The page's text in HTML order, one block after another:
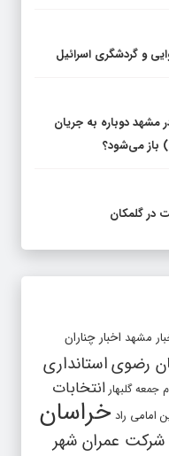
و گردشگری اسرائیل
مشهد دوباره به جریان
باز می‌شود؟
مشهد اخبار چناران
رضویاستانداری
جمعه گلبهار انتخابات
امامی راد خراسان
شرکت عمران شهر